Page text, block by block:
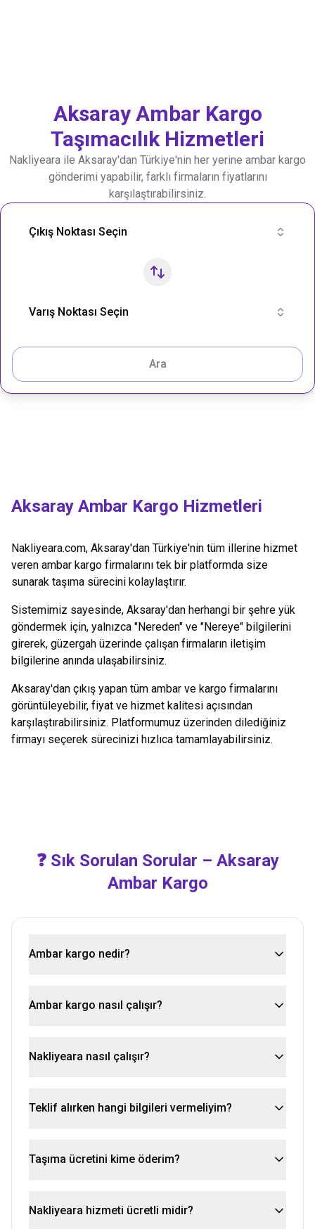
AksarayAmbar Kargo
Taşımacılık Hizmetleri
Nakliyeara ile Aksaray'dan Türkiye'nin her yerine ambar kargo
gönderimi yapabilir, farklı firmaların fiyatlarını
karşılaştırabilirsiniz.
Nakliye Rotası Ara
Çıkış Noktası Seçin
Varış Noktası Seçin
Ara
Aksaray Ambar Kargo Hizmetleri
Nakliyeara.com, Aksaray'dan Türkiye'nin tüm illerine hizmet
veren ambar kargo firmalarını tek bir platformda size
sunarak taşıma sürecini kolaylaştırır.
Sistemimiz sayesinde, Aksaray'dan herhangi bir şehre yük
göndermek için, yalnızca "Nereden" ve "Nereye" bilgilerini
girerek, güzergah üzerinde çalışan firmaların iletişim
bilgilerine anında ulaşabilirsiniz.
Aksaray'dan çıkış yapan tüm ambar ve kargo firmalarını
görüntüleyebilir, fiyat ve hizmet kalitesi açısından
karşılaştırabilirsiniz. Platformumuz üzerinden dilediğiniz
firmayı seçerek sürecinizi hızlıca tamamlayabilirsiniz.
❓ Sık Sorulan Sorular – Aksaray
Ambar Kargo
Ambar kargo nedir?
Ambar kargo nasıl çalışır?
Nakliyeara nasıl çalışır?
Teklif alırken hangi bilgileri vermeliyim?
Taşıma ücretini kime öderim?
Nakliyeara hizmeti ücretli midir?